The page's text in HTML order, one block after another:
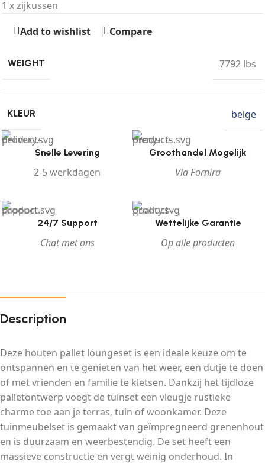
1 x zijkussen
Add to wishlist
Compare
WEIGHT 7792 lbs
KLEUR beige
Snelle Levering
2-5 werkdagen
Groothandel Mogelijk
Via Fornira
24/7 Support
Chat met ons
Wettelijke Garantie
Op alle producten
Description
Deze houten pallet loungeset is een ideale keuze om te
ontspannen en te genieten van het weer, een dutje te doen
of met vrienden en familie te kletsen. Dankzij het tijdloze
palletontwerp voegt de tuinset een vleugje rustieke
charme toe aan je terras, tuin of woonkamer. Deze
tuinmeubelset is gemaakt van geïmpregneerd grenenhout
en is duurzaam en weerbestendig. De set heeft een
massieve constructie en vergt weinig onderhoud. In